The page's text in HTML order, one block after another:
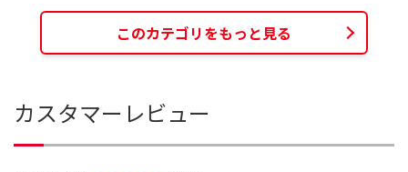
このカテゴリをもっと見る
カスタマーレビュー